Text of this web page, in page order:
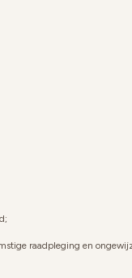
raadpleging en